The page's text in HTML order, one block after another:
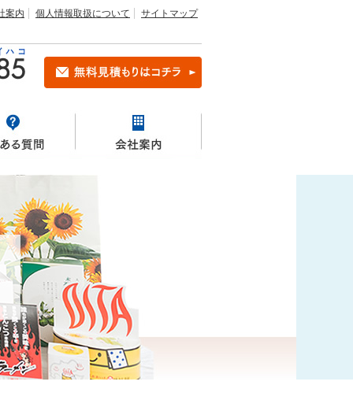
案内 個人情報取扱について サイトマップ